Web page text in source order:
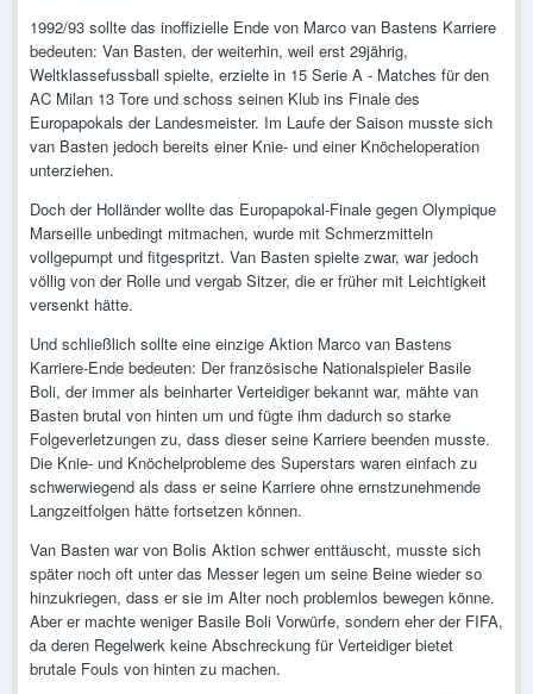
1992/93 sollte das inoffizielle Ende von Marco van Bastens Karriere
bedeuten: Van Basten, der weiterhin, weil erst 29jährig,
Weltklassefussball spielte, erzielte in 15 Serie A - Matches für den
AC Milan 13 Tore und schoss seinen Klub ins Finale des
Europapokals der Landesmeister. Im Laufe der Saison musste sich
van Basten jedoch bereits einer Knie- und einer Knöcheloperation
unterziehen.
Doch der Holländer wollte das Europapokal-Finale gegen Olympique
Marseille unbedingt mitmachen, wurde mit Schmerzmitteln
vollgepumpt und fitgespritzt. Van Basten spielte zwar, war jedoch
völlig von der Rolle und vergab Sitzer, die er früher mit Leichtigkeit
versenkt hätte.
Und schließlich sollte eine einzige Aktion Marco van Bastens
Karriere-Ende bedeuten: Der französische Nationalspieler Basile
Boli, der immer als beinharter Verteidiger bekannt war, mähte van
Basten brutal von hinten um und fügte ihm dadurch so starke
Folgeverletzungen zu, dass dieser seine Karriere beenden musste.
Die Knie- und Knöchelprobleme des Superstars waren einfach zu
schwerwiegend als dass er seine Karriere ohne ernstzunehmende
Langzeitfolgen hätte fortsetzen können.
Van Basten war von Bolis Aktion schwer enttäuscht, musste sich
später noch oft unter das Messer legen um seine Beine wieder so
hinzukriegen, dass er sie im Alter noch problemlos bewegen könne.
Aber er machte weniger Basile Boli Vorwürfe, sondern eher der FIFA,
da deren Regelwerk keine Abschreckung für Verteidiger bietet
brutale Fouls von hinten zu machen.